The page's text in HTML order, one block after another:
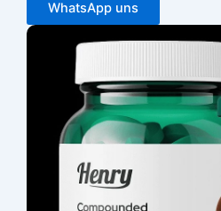
WhatsApp uns